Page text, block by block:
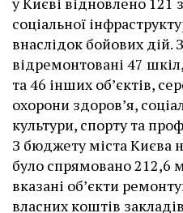
соціальної
внаслідок бойових дій.
відремонтовані 47
та 46 інших об’єктів,
охорони здоров’я,
культури, спорту та
З бюджету міста Києва
було спрямовано 212,6
вказані об’єкти
власних коштів